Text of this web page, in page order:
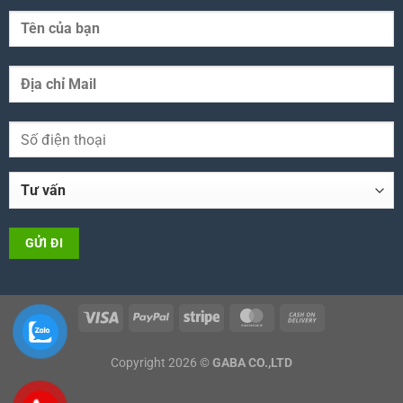
Copyright 2026 © GABA CO.,LTD